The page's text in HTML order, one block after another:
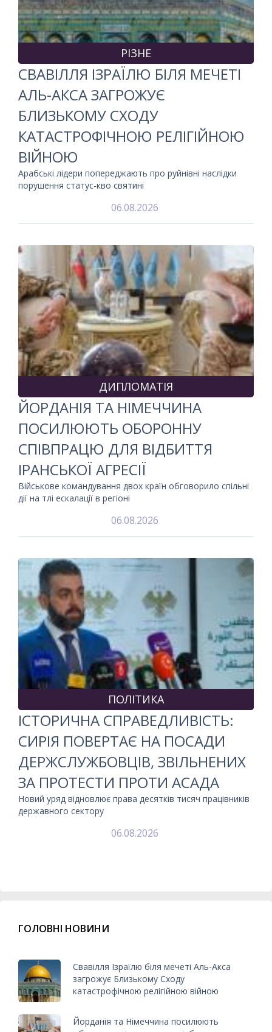
РІЗНЕ
СВАВІЛЛЯ ІЗРАЇЛЮ БІЛЯ МЕЧЕТІ
АЛЬ-АКСА ЗАГРОЖУЄ
БЛИЗЬКОМУ СХОДУ
КАТАСТРОФІЧНОЮ РЕЛІГІЙНОЮ
ВІЙНОЮ
Арабські лідери попереджають про руйнівні наслідки
порушення статус-кво святині
06.08.2026
ДИПЛОМАТІЯ
ЙОРДАНІЯ ТА НІМЕЧЧИНА
ПОСИЛЮЮТЬ ОБОРОННУ
СПІВПРАЦЮ ДЛЯ ВІДБИТТЯ
ІРАНСЬКОЇ АГРЕСІЇ
Військове командування двох країн обговорило спільні
дії на тлі ескалації в регіоні
06.08.2026
ПОЛІТИКА
ІСТОРИЧНА СПРАВЕДЛИВІСТЬ:
СИРІЯ ПОВЕРТАЄ НА ПОСАДИ
ДЕРЖСЛУЖБОВЦІВ, ЗВІЛЬНЕНИХ
ЗА ПРОТЕСТИ ПРОТИ АСАДА
Новий уряд відновлює права десятків тисяч працівників
державного сектору
06.08.2026
ГОЛОВНІ НОВИНИ
Свавілля Ізраїлю біля мечеті Аль-Акса
загрожує Близькому Сходу
катастрофічною релігійною війною
Йорданія та Німеччина посилюють